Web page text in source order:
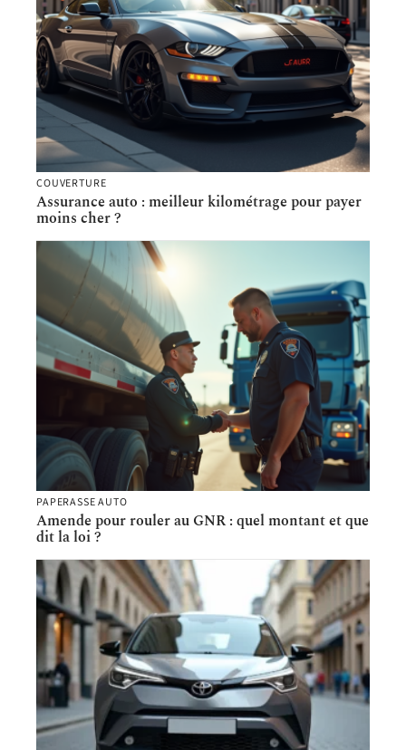
COUVERTURE
Assurance auto : meilleur kilométrage pour payer
moins cher ?
PAPERASSE AUTO
Amende pour rouler au GNR : quel montant et que
dit la loi ?